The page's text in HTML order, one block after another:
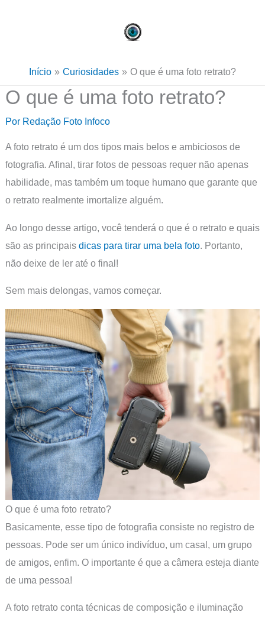
Início
Curiosidades O que é uma foto retrato?
O que é uma foto retrato?
Por Redação Foto Infoco
A foto retrato é um dos tipos mais belos e ambiciosos de
fotografia. Afinal, tirar fotos de pessoas requer não apenas
habilidade, mas também um toque humano que garante que
o retrato realmente imortalize alguém.
Ao longo desse artigo, você tenderá o que é o retrato e quais
são as principais dicas para tirar uma bela foto. Portanto,
não deixe de ler até o final!
Sem mais delongas, vamos começar.
O que é uma foto retrato?
Basicamente, esse tipo de fotografia consiste no registro de
pessoas. Pode ser um único indivíduo, um casal, um grupo
de amigos, enfim. O importante é que a câmera esteja diante
de uma pessoa!
A foto retrato conta técnicas de composição e iluminação